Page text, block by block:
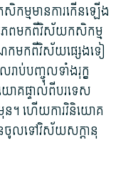
កម្ម​មានការ​កើនឡើង​
ភព​មក​ពី​វិស័យ​កសិកម្ម
ែក​មក​ពី​វិស័យ​ផ្សេង​ទៀ​
ាប់បញ្ចូល​ទាំង​រុក្ខ​
ោគ​ផ្ទាល់​ពី​បរទេស
មុន។ ហើយ​ការ​វិនិយោគ​
ន​ចូល​ទៅ​វិ​ស័យ​សក្តា​នុ​